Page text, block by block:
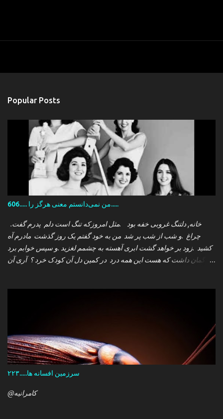
Popular Posts
606..... من نمی‌دانستم معنی هرگز را.....
.خانه, دلتنگ غروبی خفه بود .مثل امروزکه تنگ است دلم پدرم گفت
چراغ .و شب از شب پر شد من به خود گفتم یک روز گذشت مادرم آه
کشید .زود بر خواهد گشت ابری آهسته به چشمم لغزید .و سپس خوابم برد
که گمان داشت که هست این همه درد در کمین دل آن کودک خرد ؟ آری آن
سرزمین افسانه ها.....۲۲۳
@کامرانیه